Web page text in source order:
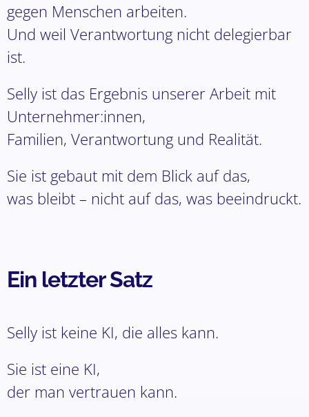
gegen Menschen arbeiten.
Und weil Verantwortung nicht delegierbar
ist.
Selly ist das Ergebnis unserer Arbeit mit
Unternehmer:innen,
Familien, Verantwortung und Realität.
Sie ist gebaut mit dem Blick auf das,
was bleibt – nicht auf das, was beeindruckt.
Ein letzter Satz
Selly ist keine KI, die alles kann.
Sie ist eine KI,
der man vertrauen kann.